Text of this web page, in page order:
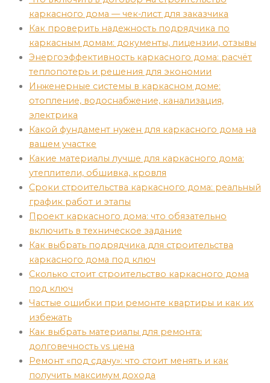
каркасного дома — чек-лист для заказчика
Как проверить надежность подрядчика по
каркасным домам: документы, лицензии, отзывы
Энергоэффективность каркасного дома: расчёт
теплопотерь и решения для экономии
Инженерные системы в каркасном доме:
отопление, водоснабжение, канализация,
электрика
Какой фундамент нужен для каркасного дома на
вашем участке
Какие материалы лучше для каркасного дома:
утеплители, обшивка, кровля
Сроки строительства каркасного дома: реальный
график работ и этапы
Проект каркасного дома: что обязательно
включить в техническое задание
Как выбрать подрядчика для строительства
каркасного дома под ключ
Сколько стоит строительство каркасного дома
под ключ
Частые ошибки при ремонте квартиры и как их
избежать
Как выбрать материалы для ремонта:
долговечность vs цена
Ремонт «под сдачу»: что стоит менять и как
получить максимум дохода